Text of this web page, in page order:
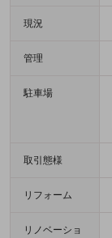
現況
管理
駐車場
取引態様
リフォーム
リノベーショ